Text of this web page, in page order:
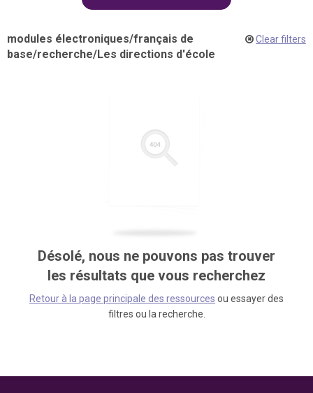
modules électroniques/français de
base/recherche/Les directions d'école
Clear filters
Désolé, nous ne pouvons pas trouver
les résultats que vous recherchez
Retour à la page principale des ressources ou essayer des
filtres ou la recherche.